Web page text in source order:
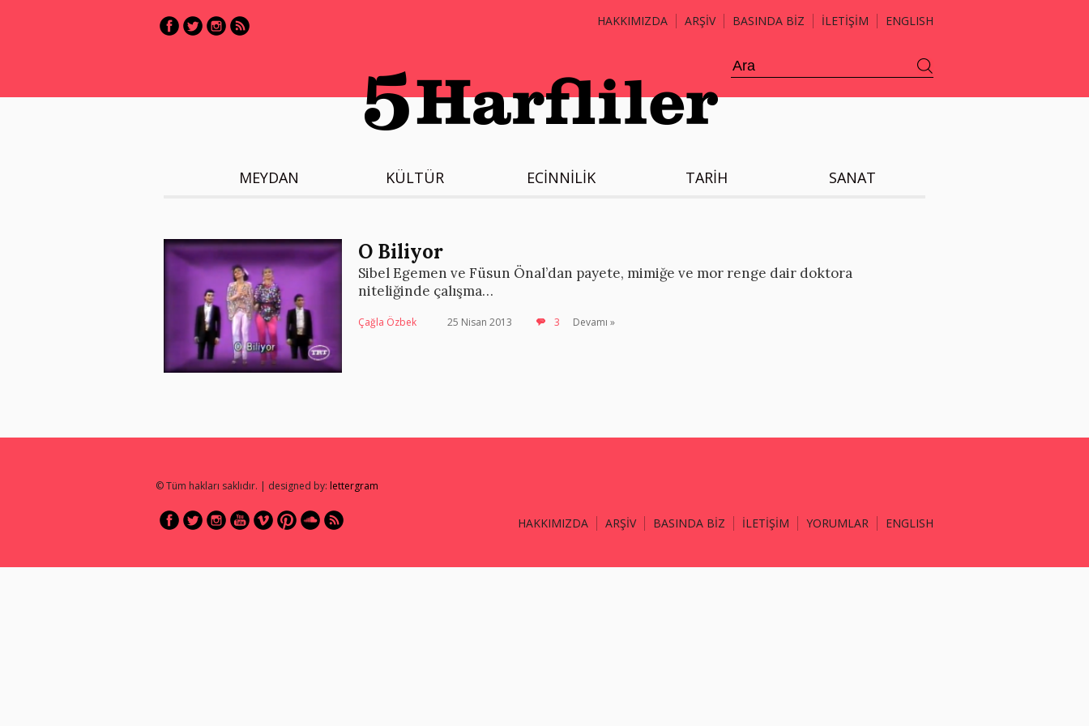
HAKKIMIZDA ARŞİV BASINDA BİZ İLETİŞİM ENGLISH
MEYDAN KÜLTÜR ECİNNİLİK TARİH SANAT
O Biliyor
Sibel Egemen ve Füsun Önal’dan payete, mimiğe ve mor renge dair doktora
niteliğinde çalışma…
Çağla Özbek 25 Nisan 2013 3 Devamı »
© Tüm hakları saklıdır. | designed by: lettergram
HAKKIMIZDA ARŞİV BASINDA BİZ İLETİŞİM YORUMLAR ENGLISH